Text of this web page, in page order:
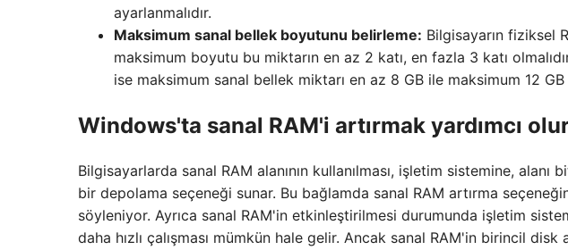
ayarlanmalıdır.
Maksimum sanal bellek boyutunu belirleme: Bilgisayarın fiziksel
maksimum boyutu bu miktarın en az 2 katı, en fazla 3 katı
ise maksimum sanal bellek miktarı en az 8 GB ile maksimum 12
Windows'ta sanal RAM'i artırmak yardımcı
Bilgisayarlarda sanal RAM alanının kullanılması, işletim sistemine,
bir depolama seçeneği sunar. Bu bağlamda sanal RAM artırma
söyleniyor. Ayrıca sanal RAM'in etkinleştirilmesi durumunda işletim
daha hızlı çalışması mümkün hale gelir. Ancak sanal RAM'in birincil disk